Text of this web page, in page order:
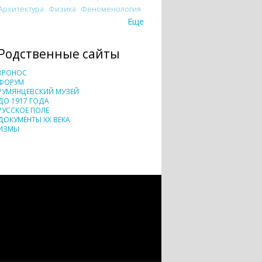
Физика Феноменология
Еще
сайты
МУЗЕЙ
1917 ГОДА
ПОЛЕ
XX ВЕКА